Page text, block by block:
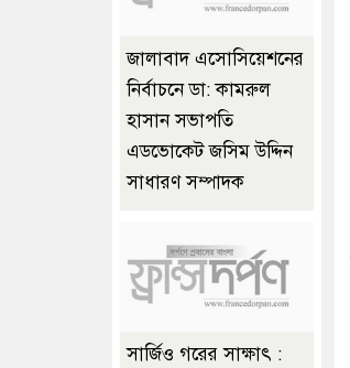
জালাবাদ এসোসিয়েশনের
নির্বাচনে ডা: কামরুল
হাসান সভাপতি
এডভোকেট জসিম উদ্দিন
সাধারণ সম্পাদক
সার্জিও গরের সাক্ষাৎ :